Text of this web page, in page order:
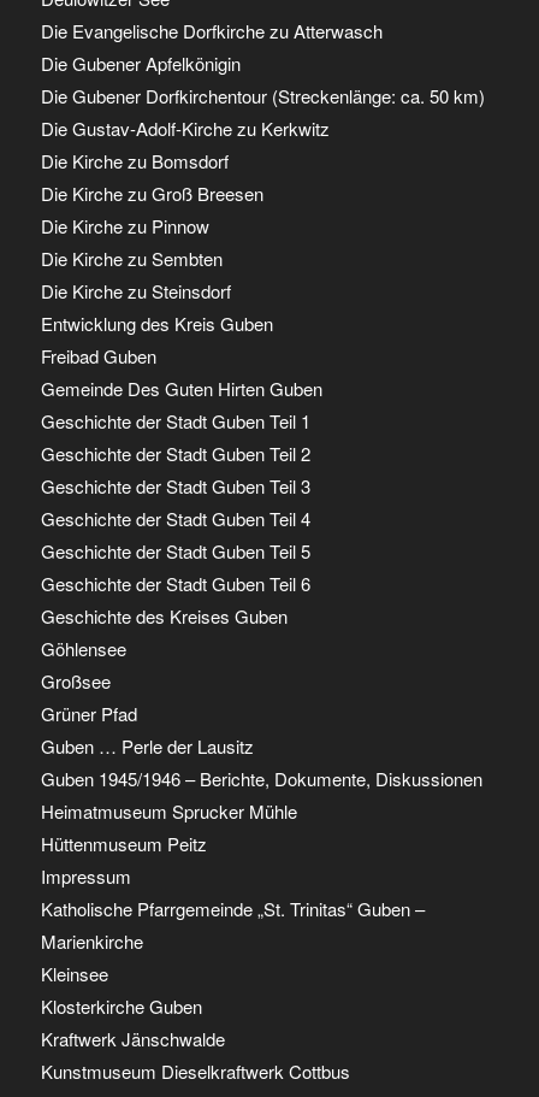
Die Evangelische Dorfkirche zu Atterwasch
Die Gubener Apfelkönigin
Die Gubener Dorfkirchentour (Streckenlänge: ca. 50 km)
Die Gustav-Adolf-Kirche zu Kerkwitz
Die Kirche zu Bomsdorf
Die Kirche zu Groß Breesen
Die Kirche zu Pinnow
Die Kirche zu Sembten
Die Kirche zu Steinsdorf
Entwicklung des Kreis Guben
Freibad Guben
Gemeinde Des Guten Hirten Guben
Geschichte der Stadt Guben Teil 1
Geschichte der Stadt Guben Teil 2
Geschichte der Stadt Guben Teil 3
Geschichte der Stadt Guben Teil 4
Geschichte der Stadt Guben Teil 5
Geschichte der Stadt Guben Teil 6
Geschichte des Kreises Guben
Göhlensee
Großsee
Grüner Pfad
Guben … Perle der Lausitz
Guben 1945/1946 – Berichte, Dokumente, Diskussionen
Heimatmuseum Sprucker Mühle
Hüttenmuseum Peitz
Impressum
Katholische Pfarrgemeinde „St. Trinitas“ Guben –
Marienkirche
Kleinsee
Klosterkirche Guben
Kraftwerk Jänschwalde
Kunstmuseum Dieselkraftwerk Cottbus